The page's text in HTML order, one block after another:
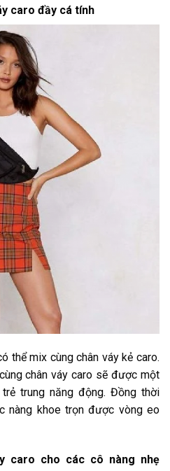
caro đầy cá tính
thể mix cùng chân váy kẻ caro.
chân váy caro sẽ được một
trung năng động. Đồng thời
nàng khoe trọn được vòng eo
caro cho các cô nàng nhẹ